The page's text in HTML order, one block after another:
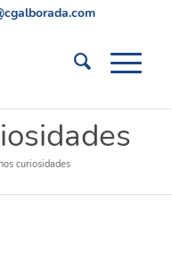
curiosidades